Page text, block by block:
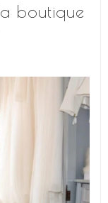
boutique